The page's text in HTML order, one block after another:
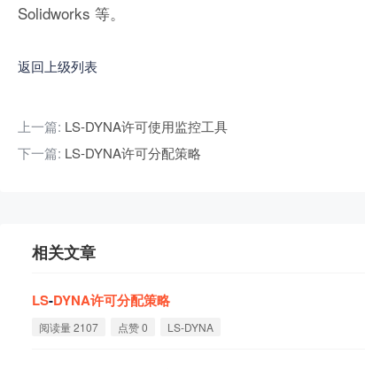
Solidworks 等。
返回上级列表
上一篇: LS-DYNA许可使用监控工具
下一篇: LS-DYNA许可分配策略
相关文章
LS-DYNA许可分配策略
阅读量 2107 点赞 0 LS-DYNA